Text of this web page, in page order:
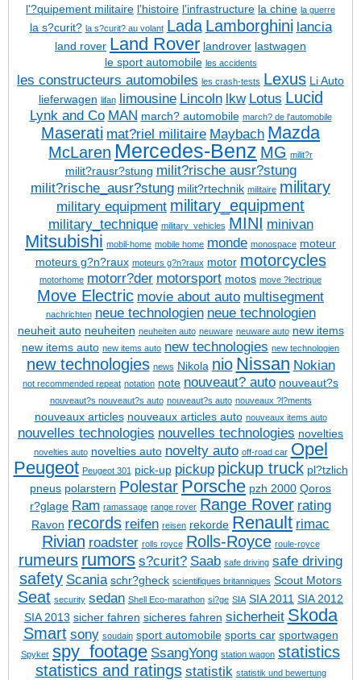
l'?quipement militaire l'histoire l'infrastructure la chine la guerre
la s?curit? la s?curit? au volant Lada Lamborghini lancia
land rover Land Rover landrover lastwagen
le sport automobile les accidents
les constructeurs automobiles les crash-tests Lexus Li Auto
lieferwagen lifan limousine Lincoln lkw Lotus Lucid
Lynk and Co MAN march? automobile march? de l'automobile
Maserati mat?riel militaire Maybach Mazda
McLaren Mercedes-Benz MG milit?r
milit?rausr?stung milit?rische ausr?stung
milit?rische_ausr?stung milit?rtechnik militaire military
military equipment military_equipment
military_technique military_vehicles MINI minivan
Mitsubishi mobil-home mobile home monde monospace moteur
moteurs g?n?raux moteurs g?n?raux motor motorcycles
motorhome motorr?der motorsport motos move ?lectrique
Move Electric movie about auto multisegment
nachrichten neue technologien neue technologien
neuheit auto neuheiten neuheiten auto neuware neuware auto new items
new items auto new items auto new technologies new technologien
new technologies news Nikola nio Nissan Nokian
not recommended repeat notation note nouveaut? auto nouveaut?s
nouveaut?s nouveaut?s auto nouveaut?s auto nouveaux ?l?ments
nouveaux articles nouveaux articles auto nouveaux items auto
nouvelles technologies nouvelles technologies novelties
novelties auto novelties auto novelty auto off-road car Opel
Peugeot Peugeot 301 pick-up pickup pickup truck pl?tzlich
pneus polarstern Polestar Porsche pzh 2000 Qoros
r?glage Ram ramassage range rover Range Rover rating
Ravon records reifen reisen rekorde Renault rimac
Rivian roadster rolls royce Rolls-Royce roule-royce
rumeurs rumors s?curit? Saab safe driving safe driving
safety Scania schr?gheck scientifiques britanniques Scout Motors
Seat security sedan Shell Eco-marathon si?ge SIA SIA 2011 SIA 2012
SIA 2013 sicher fahren sicheres fahren sicherheit Skoda
Smart sony soudain sport automobile sports car sportwagen
Spyker spy_footage SsangYong station wagon statistics
statistics and ratings statistik statistik und bewertung